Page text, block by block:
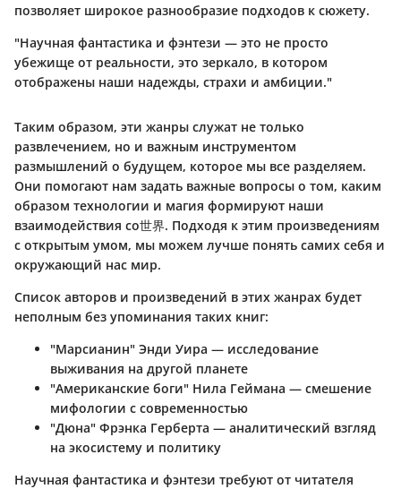
позволяет широкое разнообразие подходов к сюжету.
"Научная фантастика и фэнтези — это не просто
убежище от реальности, это зеркало, в котором
отображены наши надежды, страхи и амбиции."
Таким образом, эти жанры служат не только
развлечением, но и важным инструментом
размышлений о будущем, которое мы все разделяем.
Они помогают нам задать важные вопросы о том, каким
образом технологии и магия формируют наши
взаимодействия со世界. Подходя к этим произведениям
с открытым умом, мы можем лучше понять самих себя и
окружающий нас мир.
Список авторов и произведений в этих жанрах будет
неполным без упоминания таких книг:
"Марсианин" Энди Уира — исследование
выживания на другой планете
"Американские боги" Нила Геймана — смешение
мифологии с современностью
"Дюна" Фрэнка Герберта — аналитический взгляд
на экосистему и политику
Научная фантастика и фэнтези требуют от читателя